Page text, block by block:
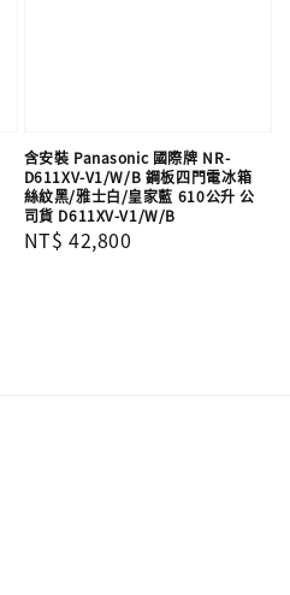
含安裝 Panasonic 國際牌 NR-
D611XV-V1/W/B 鋼板四門電冰箱
絲紋黑/雅士白/皇家藍 610公升 公
司貨 D611XV-V1/W/B
Regular
NT$ 42,800